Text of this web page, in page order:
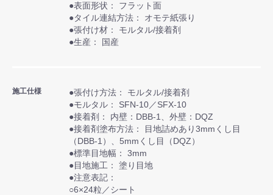
●表面形状： フラット面
●タイル連結方法： オモテ紙張り
●張付け材： モルタル/接着剤
●生産： 国産
施工仕様
●張付け方法： モルタル/接着剤
●モルタル： SFN-10／SFX-10
●接着剤： 内壁：DBB-1、外壁：DQZ
●接着剤塗布方法： 目地詰めあり3mmくし目
（DBB-1）、5mmくし目（DQZ）
●標準目地幅： 3mm
●目地施工： 塗り目地
●注意表記：
○6×24粒／シート